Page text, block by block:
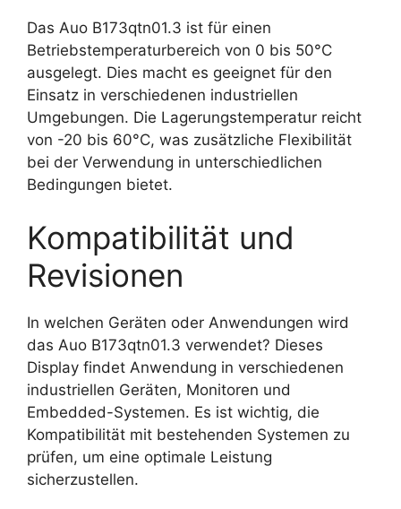
Das Auo B173qtn01.3 ist für einen
Betriebstemperaturbereich von 0 bis 50°C
ausgelegt. Dies macht es geeignet für den
Einsatz in verschiedenen industriellen
Umgebungen. Die Lagerungstemperatur reicht
von -20 bis 60°C, was zusätzliche Flexibilität
bei der Verwendung in unterschiedlichen
Bedingungen bietet.
Kompatibilität und
Revisionen
In welchen Geräten oder Anwendungen wird
das Auo B173qtn01.3 verwendet? Dieses
Display findet Anwendung in verschiedenen
industriellen Geräten, Monitoren und
Embedded-Systemen. Es ist wichtig, die
Kompatibilität mit bestehenden Systemen zu
prüfen, um eine optimale Leistung
sicherzustellen.